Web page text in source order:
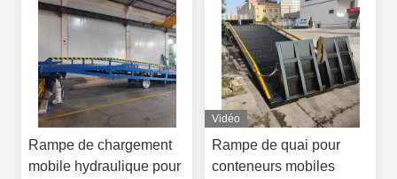
Rampe de chargement
mobile hydraulique pour
Vidéo
Rampe de quai pour
conteneurs mobiles